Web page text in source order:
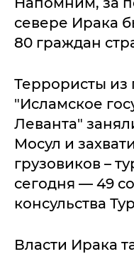
севере Ирака
80 граждан
Террористы из
"Исламское
Леванта"
Мосул и
грузовиков –
сегодня — 49
консульства
Власти Ирака